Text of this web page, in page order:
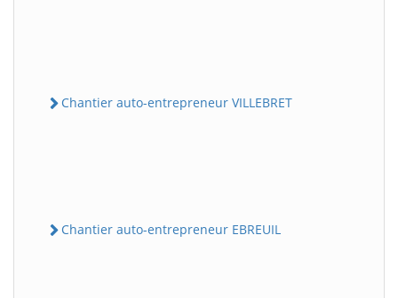
Chantier auto-entrepreneur VILLEBRET
Chantier auto-entrepreneur EBREUIL